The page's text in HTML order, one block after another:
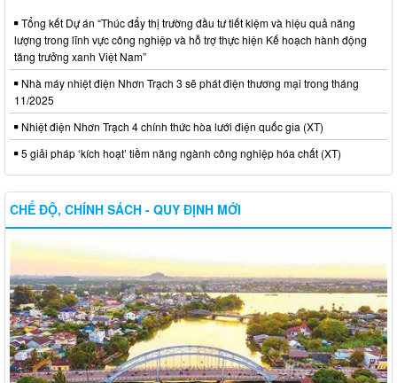
Tổng kết Dự án “Thúc đẩy thị trường đầu tư tiết kiệm và hiệu quả năng
lượng trong lĩnh vực công nghiệp và hỗ trợ thực hiện Kế hoạch hành động
tăng trưởng xanh Việt Nam”
Nhà máy nhiệt điện Nhơn Trạch 3 sẽ phát điện thương mại trong tháng
11/2025
Nhiệt điện Nhơn Trạch 4 chính thức hòa lưới điện quốc gia (XT)
5 giải pháp ‘kích hoạt’ tiềm năng ngành công nghiệp hóa chất (XT)
CHẾ ĐỘ, CHÍNH SÁCH - QUY ĐỊNH MỚI